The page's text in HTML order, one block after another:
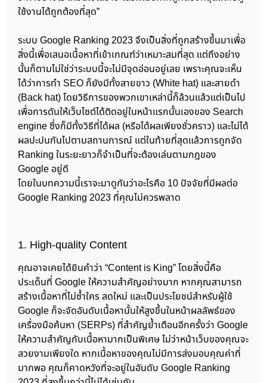
ใช้งานได้ถูกต้องที่สุด”
ระบบ Google Ranking 2023 จึงเป็นสิ่งที่ถูกสร้างขึ้นมาเพื่อ
สิ่งนี้เพื่อเสนอเนื้อหาที่เข้าเกณฑ์ว่าเหมาะสมที่สุด แต่ถึงอย่าง
นั้นก็ตามไม่ใช่ว่าระบบนี้จะไม่มีจุดอ่อนอยู่เลย เพราะคุณจะเห็น
ได้ว่าการทำ SEO ก็ยังมีทั้งสายขาว (White hat) และสายดำ
(Back hat) โดยวิธีการของพวกเขาเหล่านี้ก็ล้วนแล้วแต่เป็นไป
เพื่อการดันให้เว็บไซต์ได้ติดอยู่ในหน้าแรกนั้นเองของ Search
engine ซึ่งก็มีทั้งวิธีที่ได้ผล (หรือได้ผลเพียงชั่วคราว) และไม่ได้
ผลปะปนกันไปตามสถานการณ์ แต่ในท้ายที่สุดแล้วการถูกจัด
Ranking ในระยะยาวก็จำเป็นที่จะต้องเล่นตามกฎของ
Google อยู่ดี
โดยในบทความนี้เราจะมาดูกันว่าอะไรคือ 10 ปัจจัยที่มีผลต่อ
Google Ranking 2023 ที่คุณไม่ควรพลาด
1. High-quality Content
คุณอาจเคยได้ยินคำว่า “Content is King” โดยสิ่งนี้คือ
ประเด็นที่ Google ให้ความสำคัญอย่างมาก หากคุณสามารถ
สร้างเนื้อหาที่ไม่ซ้ำใคร สดใหม่ และเป็นประโยชน์สำหรับผู้ใช้
Google ก็จะจัดอันดับเนื้อหานั้นให้สูงขึ้นในหน้าผลลัพธ์ของ
เครื่องมือค้นหา (SERPs) ที่สำคัญย้ำเตือนอีกครั้งว่า Google
ให้ความสำคัญกับเนื้อหามากเป็นพิเศษ ไม่ว่าหน้าเว็บของคุณจะ
สวยงามเพียงใด หากเนื้อหาของคุณไม่มีการส่งมอบคุณค่าที่
มากพอ คุณก็คาดหวังที่จะอยู่ในอันดับ Google Ranking